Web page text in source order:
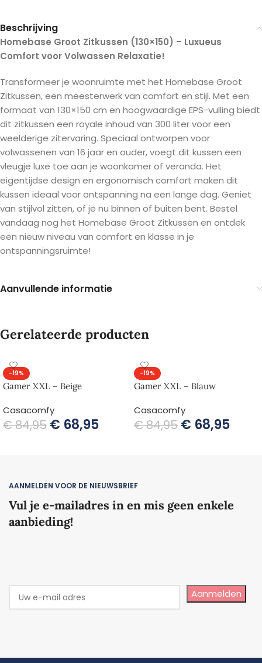
Beschrijving
Homebase Groot Zitkussen (130×150) – Luxueus
Comfort voor Volwassen Relaxatie!
Transformeer je woonruimte met het Homebase Groot
Zitkussen, een meesterwerk van comfort en stijl. Met een
formaat van 130×150 cm en hoogwaardige EPS-vulling biedt
dit zitkussen een royale inhoud van 300 liter voor een
weelderige zitervaring. Speciaal ontworpen voor
volwassenen van 16 jaar en ouder, voegt dit kussen een
vleugje luxe toe aan je woonkamer of veranda. Het
eigentijdse design en ergonomisch comfort maken dit
kussen ideaal voor ontspanning na een lange dag. Geniet
van stijlvol zitten, of je nu binnen of buiten bent. Bestel
vandaag nog het Homebase Groot Zitkussen en ontdek
een nieuw niveau van comfort en klasse in je
ontspanningsruimte!
Aanvullende informatie
Gerelateerde producten
-19%
Gamer XXL – Beige
Casacomfy
€84,95 € 68,95
-19%
Gamer XXL – Blauw
Casacomfy
€84,95 € 68,95
AANMELDEN VOOR DE NIEUWSBRIEF
Vul je e-mailadres in en mis geen enkele
aanbieding!
Aanmelden